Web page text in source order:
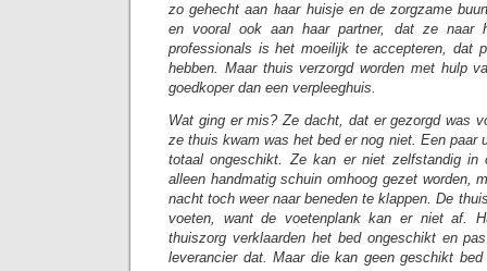
zo gehecht aan haar huisje en de zorgzame
en vooral ook aan haar partner, dat ze naar
professionals is het moeilijk te accepteren, dat
hebben. Maar thuis verzorgd worden met hulp
goedkoper dan een verpleeghuis.
Wat ging er mis? Ze dacht, dat er gezorgd was
ze thuis kwam was het bed er nog niet. Een paar
totaal ongeschikt. Ze kan er niet zelfstandig in
alleen handmatig schuin omhoog gezet worden,
nacht toch weer naar beneden te klappen. De
voeten, want de voetenplank kan er niet af.
thuiszorg verklaarden het bed ongeschikt en
leverancier dat. Maar die kan geen geschikt